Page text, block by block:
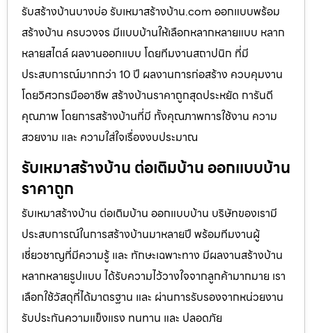
รับสร้างบ้านบางบ่อ รับเหมาสร้างบ้าน.com ออกแบบพร้อม
สร้างบ้าน ครบวงจร มีแบบบ้านให้เลือกหลากหลายแบบ หลาก
หลายสไตล์ ผลงานออกแบบ โดยทีมงานสถาปนิก ที่มี
ประสบการณ์มากกว่า 10 ปี ผลงานการก่อสร้าง ควบคุมงาน
โดยวิศวกรมืออาชีพ สร้างบ้านราคาถูกสุดประหยัด การันตี
คุณภาพ โดยการสร้างบ้านที่มี ทั้งคุณภาพการใช้งาน ความ
สวยงาม และ ความใส่ใจเรื่องงบประมาณ
รับเหมาสร้างบ้าน ต่อเติมบ้าน ออกแบบบ้าน
ราคาถูก
รับเหมาสร้างบ้าน ต่อเติมบ้าน ออกแบบบ้าน บริษัทของเรามี
ประสบการณ์ในการสร้างบ้านมาหลายปี พร้อมทีมงานผู้
เชี่ยวชาญที่มีความรู้ และ ทักษะเฉพาะทาง มีผลงานสร้างบ้าน
หลากหลายรูปแบบ ได้รับความไว้วางใจจากลูกค้ามากมาย เรา
เลือกใช้วัสดุที่ได้มาตรฐาน และ ผ่านการรับรองจากหน่วยงาน
รับประกันความแข็งแรง ทนทาน และ ปลอดภัย